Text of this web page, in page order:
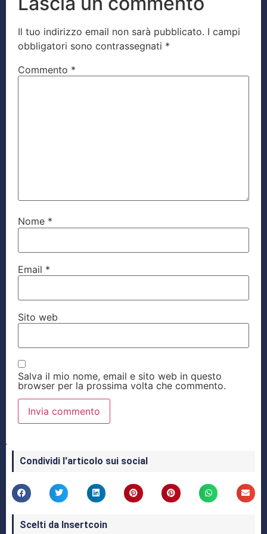
Il tuo indirizzo email non sarà pubblicato. I campi
obbligatori sono contrassegnati *
Commento *
Nome *
Email *
Sito web
Salva il mio nome, email e sito web in questo
browser per la prossima volta che commento.
Condividi l'articolo sui social
Scelti da Insertcoin